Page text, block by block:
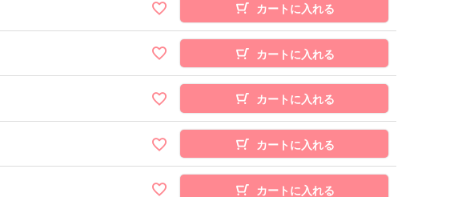
カートに入れる
カートに入れる
カートに入れる
カートに入れる
カートに入れる